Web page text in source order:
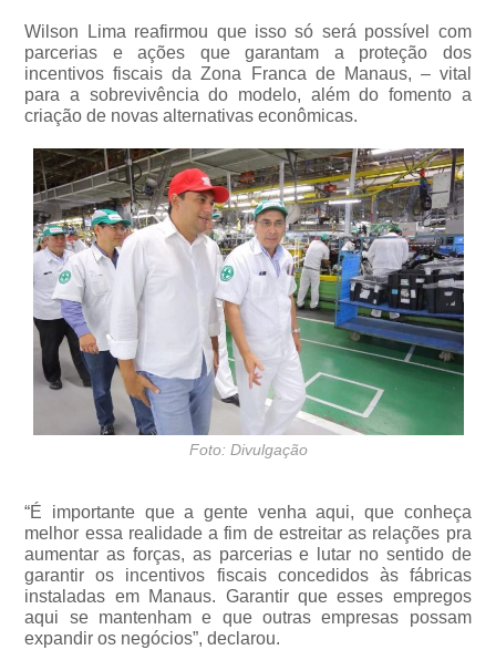
Wilson Lima reafirmou que isso só será possível com
parcerias e ações que garantam a proteção dos
incentivos fiscais da Zona Franca de Manaus, – vital
para a sobrevivência do modelo, além do fomento a
criação de novas alternativas econômicas.
Foto: Divulgação
“É importante que a gente venha aqui, que conheça
melhor essa realidade a fim de estreitar as relações pra
aumentar as forças, as parcerias e lutar no sentido de
garantir os incentivos fiscais concedidos às fábricas
instaladas em Manaus. Garantir que esses empregos
aqui se mantenham e que outras empresas possam
expandir os negócios”, declarou.